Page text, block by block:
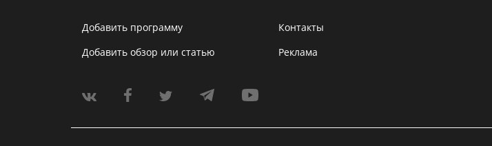
Добавить программу
Добавить обзор или статью
Контакты
Реклама